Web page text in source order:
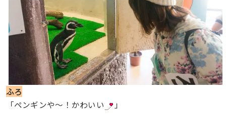
ふろ
「ペンギンや〜！かわいい
」